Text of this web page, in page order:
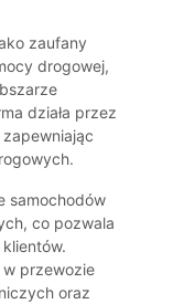
zaufany
drogowej,
działa przez
samochodów
co pozwala
w przewozie
oraz